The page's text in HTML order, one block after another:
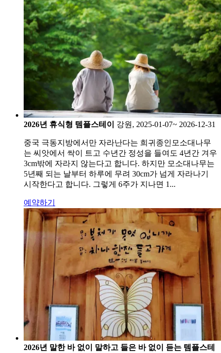
2026년 휴식형 템플스테이 강원, 2025-01-07~ 2026-12-31
중국 극동지방에서만 자라난다는 희귀종인모소대나무
는 씨앗에서 싹이 트고 수년간 정성을 들여도 4년간 겨우
3cm밖에 자라지 않는다고 합니다. 하지만 모소대나무는
5년째 되는 날부터 하루에 무려 30cm가 넘게 자라나기
시작한다고 합니다. 그렇게 6주가 지나면 1...
예약하기
2026년 말한 바 없이 말하고 들은 바 없이 듣는 템플스테